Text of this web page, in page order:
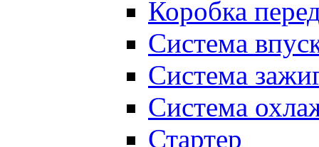
Коробка
Система
Система
Система
Стартер